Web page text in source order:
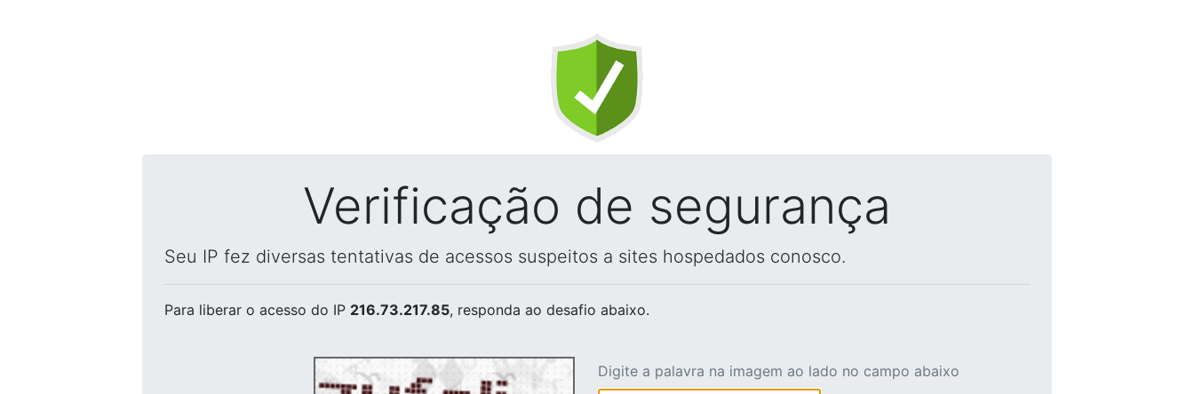
Verificação de segurança
Seu IP fez diversas tentativas de acessos suspeitos a sites hospedados conosco.
Para liberar o acesso do IP 216.73.217.85, responda ao desafio abaixo.
Digite a palavra na imagem ao lado no campo abaixo